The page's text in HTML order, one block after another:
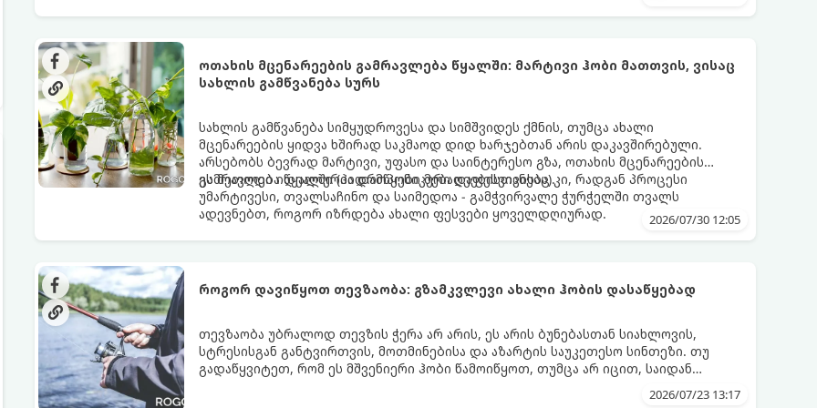
ოთახის მცენარეების გამრავლება წყალში: მარტივი ჰობი მათთვის, ვისაც
სახლის გამწვანება სურს
სახლის გამწვანება სიმყუდროვესა და სიმშვიდეს ქმნის, თუმცა ახალი
მცენარეების ყიდვა ხშირად საკმაოდ დიდ ხარჯებთან არის დაკავშირებული.
არსებობს ბევრად მარტივი, უფასო და საინტერესო გზა, ოთახის მცენარეების
გამრავლება წყალში (ჰიდროპონიკური დაფესვიანება).
ეს მეთოდი იდეალურია დამწყები მებაღეებისთვისაც კი, რადგან პროცესი
უმარტივესი, თვალსაჩინო და საიმედოა - გამჭვირვალე ჭურჭელში თვალს
ადევნებთ, როგორ იზრდება ახალი ფესვები ყოველდღიურად.
2026/07/30 12:05
როგორ დავიწყოთ თევზაობა: გზამკვლევი ახალი ჰობის დასაწყებად
თევზაობა უბრალოდ თევზის ჭერა არ არის, ეს არის ბუნებასთან სიახლოვის,
სტრესისგან განტვირთვის, მოთმინებისა და აზარტის საუკეთესო სინთეზი. თუ
გადაწყვიტეთ, რომ ეს მშვენიერი ჰობი წამოიწყოთ, თუმცა არ იცით, საიდან
2026/07/23 13:17